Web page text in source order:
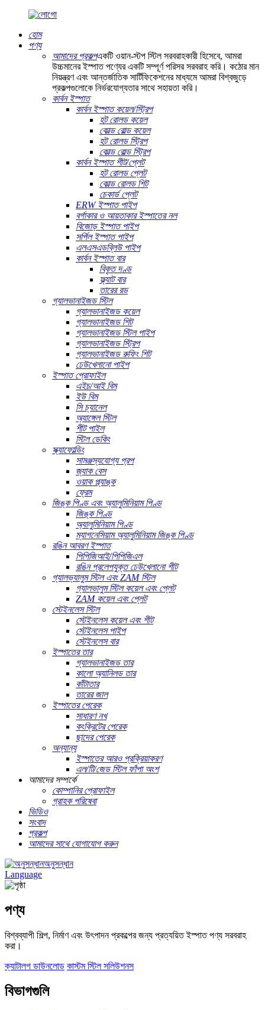
হোম
পণ্য
আমাদের প্রকল্পএকটি ওয়ান-স্টপ স্টিল সরবরাহকারী হিসেবে, আমরা
উচ্চমানের ইস্পাত পণ্যের একটি সম্পূর্ণ পরিসর সরবরাহ করি। কঠোর মান
নিয়ন্ত্রণ এবং আন্তর্জাতিক সার্টিফিকেশনের মাধ্যমে আমরা বিশ্বজুড়ে
প্রকল্পগুলোকে নির্ভরযোগ্যতার সাথে সহায়তা করি।
কার্বন ইস্পাত
কার্বন ইস্পাত কয়েল/স্ট্রিপ
হট রোলড কয়েল
কোল্ড রোল্ড কয়েল
হট রোলড স্ট্রিপ
কোল্ড রোল্ড স্ট্রিপ
কার্বন ইস্পাত শীট/প্লেট
হট রোলড প্লেট
কোল্ড রোলড শিট
চেকার্ড প্লেট
ERW ইস্পাত পাইপ
বর্গাকার ও আয়তাকার ইস্পাতের নল
বিজোড় ইস্পাত পাইপ
সর্পিল ইস্পাত পাইপ
এলএসএডব্লিউ পাইপ
কার্বন ইস্পাত বার
বিকৃত দণ্ড
ফ্ল্যাট বার
তারের রড
গ্যালভানাইজড স্টিল
গ্যালভানাইজড কয়েল
গ্যালভানাইজড শিট
গ্যালভানাইজড স্টিল পাইপ
গ্যালভানাইজড স্ট্রিপ
গ্যালভানাইজড রুফিং শিট
ঢেউখেলানো পাইপ
ইস্পাত প্রোফাইল
এইচ/আই বিম
ইউ বিম
সি চ্যানেল
অ্যাঙ্গেল স্টিল
শীট পাইল
স্টিল ডেকিং
স্ক্যাফোল্ডিং
সামঞ্জস্যযোগ্য প্রপ
জ্যাক বেস
ওয়াক প্ল্যাঙ্ক
ফ্রেম
জিঙ্ক পিণ্ড এবং অ্যালুমিনিয়াম পিণ্ড
জিঙ্ক পিণ্ড
অ্যালুমিনিয়াম পিণ্ড
ম্যাগনেসিয়াম অ্যালুমিনিয়াম জিঙ্ক পিণ্ড
রঙিন আবরণ ইস্পাত
পিপিজিআই/পিপিজিএল
রঙিন প্রলেপযুক্ত ঢেউখেলানো শীট
গ্যালভ্যালুম স্টিল এবং ZAM স্টিল
গ্যালভালুম স্টিল কয়েল এবং প্লেট
ZAM কয়েল এবং প্লেট
স্টেইনলেস স্টিল
স্টেইনলেস কয়েল এবং শীট
স্টেইনলেস পাইপ
স্টেইনলেস বার
ইস্পাতের তার
গ্যালভানাইজড তার
কালো অ্যানিলড তার
কাঁটাতার
তারের জাল
ইস্পাতের পেরেক
সাধারণ নখ
কংক্রিটের পেরেক
ছাদের পেরেক
অন্যান্য
ইস্পাতের আরও প্রক্রিয়াকরণ
এল/টি/জেড স্টিল ফাঁপা অংশ
আমাদের সম্পর্কে
কোম্পানির প্রোফাইল
গ্রাহক পরিষেবা
ভিডিও
সংবাদ
প্রকল্প
আমাদের সাথে যোগাযোগ করুন
অনুসন্ধান
Language
পণ্য
বিশ্বব্যাপী শিল্প, নির্মাণ এবং উৎপাদন প্রকল্পের জন্য প্রত্যয়িত ইস্পাত পণ্য সরবরাহ
করা।
ক্যাটালগ ডাউনলোড কাস্টম স্টিল সলিউশনস
বিভাগগুলি